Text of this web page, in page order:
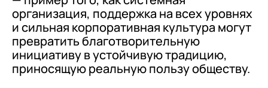
организация, поддержка на всех уровнях
и сильная корпоративная культура могут
превратить благотворительную
инициативу в устойчивую традицию,
приносящую реальную пользу обществу.